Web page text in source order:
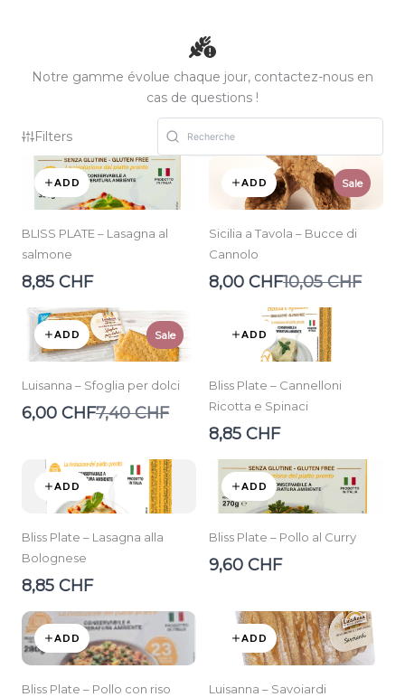
Notre gamme évolue chaque jour, contactez-nous en
cas de questions !
Filters
ADD
BLISS PLATE – Lasagna al
salmone
8,85 CHF
ADD Sale
Sicilia a Tavola – Bucce di
Cannolo
8,00 CHFCompare
10,05 CHF
ADD Sale
Luisanna – Sfoglia per dolci
6,00 CHFCompare
7,40 CHF
ADD
Bliss Plate – Cannelloni
Ricotta e Spinaci
8,85 CHF
ADD
Bliss Plate – Lasagna alla
Bolognese
8,85 CHF
ADD
Bliss Plate – Pollo al Curry
9,60 CHF
ADD
Bliss Plate – Pollo con riso
ADD
Luisanna – Savoiardi